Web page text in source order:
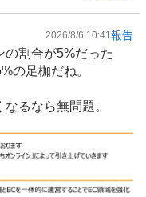
2026/8/6 10:41報告
割合が5%だった
の足枷だね。
るなら無問題。